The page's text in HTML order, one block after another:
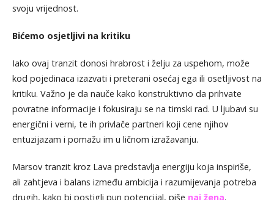
svoju vrijednost.
Bićemo osjetljivi na kritiku
Iako ovaj tranzit donosi hrabrost i želju za uspehom, može
kod pojedinaca izazvati i preterani osećaj ega ili osetljivost na
kritiku. Važno je da nauče kako konstruktivno da prihvate
povratne informacije i fokusiraju se na timski rad. U ljubavi su
energični i verni, te ih privlače partneri koji cene njihov
entuzijazam i pomažu im u ličnom izražavanju.
Marsov tranzit kroz Lava predstavlja energiju koja inspiriše,
ali zahtjeva i balans između ambicija i razumijevanja potreba
drugih, kako bi postigli pun potencijal, piše naj žena.